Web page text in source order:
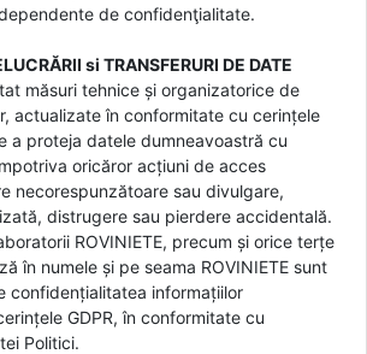
de confidenţialitate.
si TRANSFERURI DE DATE
măsuri tehnice și organizatorice de
actualizate în conformitate cu cerințele
a proteja datele dumneavoastră cu
oricăror acțiuni de acces
necorespunzătoare sau divulgare,
distrugere sau pierdere accidentală.
ROVINIETE, precum și orice terțe
în numele și pe seama ROVINIETE sunt
confidențialitatea informațiilor
GDPR, în conformitate cu
Politici.